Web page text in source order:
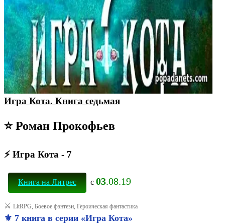
Игра Кота. Книга седьмая
⭐ Роман Прокофьев
⚡ Игра Кота - 7
Книга на Литрес с 03.08.19
⚔️ LitRPG, Боевое фэнтези, Героическая фантастика
⚜️ 7 книга в серии «Игра Кота»